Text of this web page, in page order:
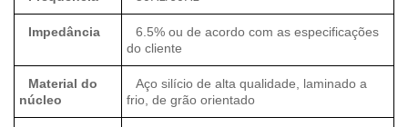
Impedância
6.5% ou de acordo com as especificações
do cliente
Material do
núcleo
Aço silício de alta qualidade, laminado a
frio, de grão orientado